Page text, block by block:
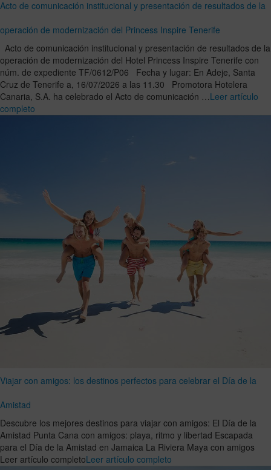
Acto de comunicación institucional y presentación de resultados de la
operación de modernización del Princess Inspire Tenerife
Acto de comunicación institucional y presentación de resultados de la
operación de modernización del Hotel Princess Inspire Tenerife con
núm. de expediente TF/0612/P06 Fecha y lugar: En Adeje, Santa
Cruz de Tenerife a, 16/07/2026 a las 11.30 Promotora Hotelera
Canaria, S.A. ha celebrado el Acto de comunicación …Leer artículo
completo
Viajar con amigos: los destinos perfectos para celebrar el Día de la
Amistad
Descubre los mejores destinos para viajar con amigos: El Día de la
Amistad Punta Cana con amigos: playa, ritmo y libertad Escapada
para el Día de la Amistad en Jamaica La Riviera Maya con amigos
Leer artículo completoLeer artículo completo